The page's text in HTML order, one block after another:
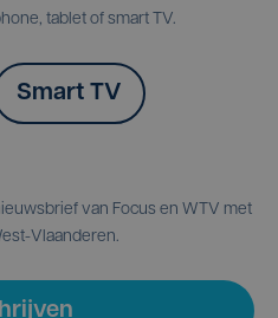
tablet of smart TV.
Smart TV
van Focus en WTV met
Vlaanderen.